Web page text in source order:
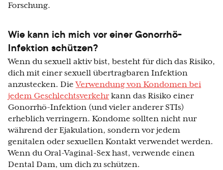
Forschung.
Wie kann ich mich vor einer Gonorrhö-
Infektion schützen?
Wenn du sexuell aktiv bist, besteht für dich das Risiko,
dich mit einer sexuell übertragbaren Infektion
anzustecken. DieVerwendung von Kondomen bei
jedem Geschlechtsverkehrkann das Risiko einer
Gonorrhö-Infektion (und vieler anderer STIs)
erheblich verringern. Kondome sollten nicht nur
während der Ejakulation, sondern vor jedem
genitalen oder sexuellen Kontakt verwendet werden.
Wenn du Oral-Vaginal-Sex hast, verwende einen
Dental Dam, um dich zu schützen.